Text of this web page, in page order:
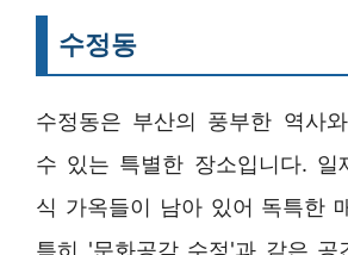
수정동
수정동은 부산의 풍부한 역사
수 있는 특별한 장소입니다. 일
식 가옥들이 남아 있어 독특한
특히 '문화공감 수정'과 같은 공